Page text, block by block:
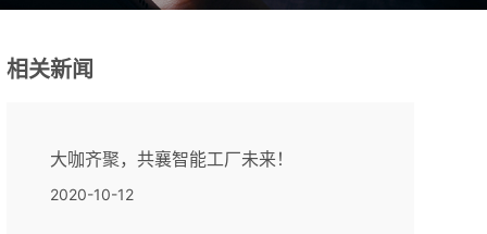
相关新闻
大咖齐聚，共襄智能工厂未来！
2020-10-12